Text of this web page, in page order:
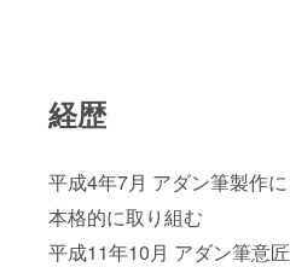
経歴
平成4年7月 アダン筆製作に
本格的に取り組む
平成11年10月 アダン筆意匠